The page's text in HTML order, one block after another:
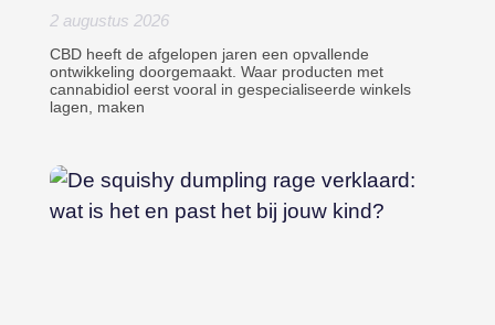
2 augustus 2026
CBD heeft de afgelopen jaren een opvallende
ontwikkeling doorgemaakt. Waar producten met
cannabidiol eerst vooral in gespecialiseerde winkels
lagen, maken